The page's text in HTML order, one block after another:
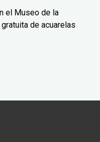
el Museo de la
de acuarelas